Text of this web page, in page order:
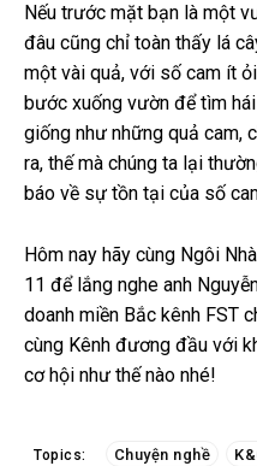
Nếu trước mặt bạn là một
đâu cũng chỉ toàn thấy lá
một vài quả, với số cam ít
bước xuống vườn để tìm
giống như những quả cam,
ra, thế mà chúng ta lại
báo về sự tồn tại của số
Hôm nay hãy cùng Ngôi
11 để lắng nghe anh
doanh miền Bắc kênh FST
cùng Kênh đương đầu với
cơ hội như thế nào nhé!
Topics: Chuyện nghề